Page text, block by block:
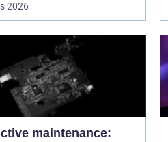
2026
maintenance: